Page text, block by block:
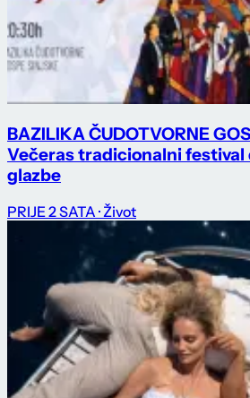
BAZILIKA ČUDOTVORNE
Večeras tradicionalni festival
glazbe
PRIJE 2 SATA · Život